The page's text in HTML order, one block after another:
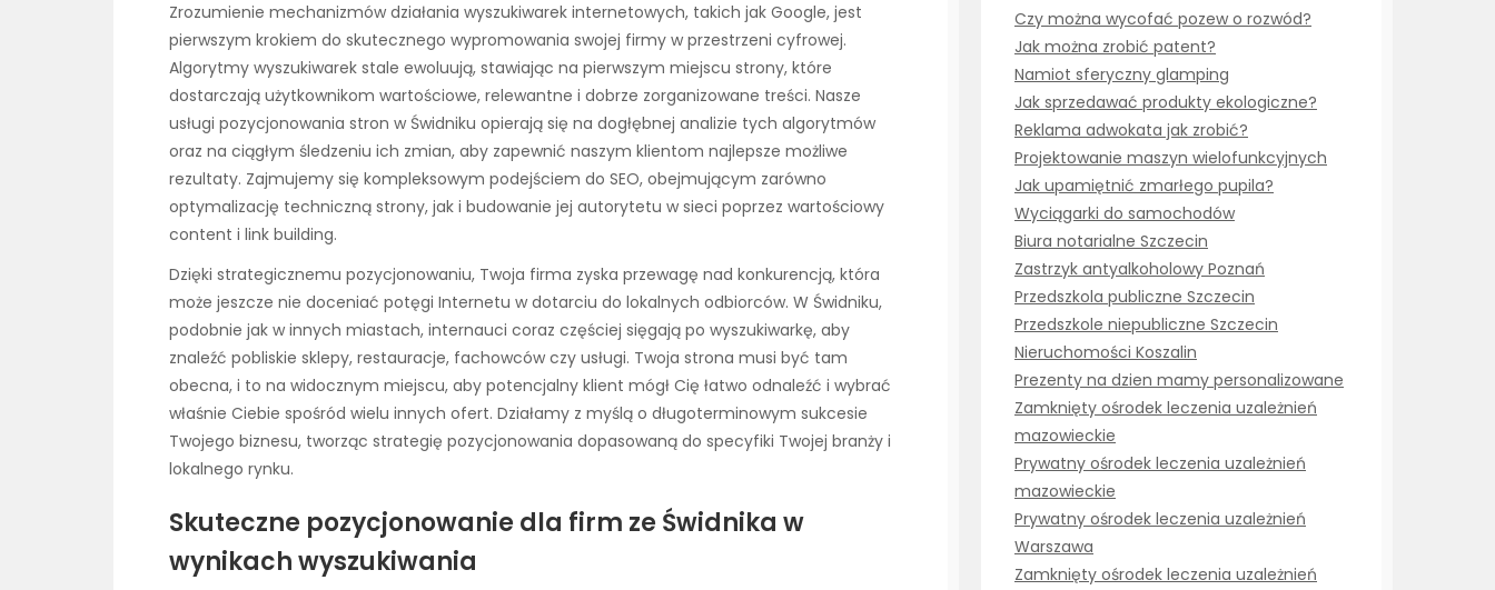
Zrozumienie mechanizmów działania wyszukiwarek internetowych, takich jak Google, jest
pierwszym krokiem do skutecznego wypromowania swojej firmy w przestrzeni cyfrowej.
Algorytmy wyszukiwarek stale ewoluują, stawiając na pierwszym miejscu strony, które
dostarczają użytkownikom wartościowe, relewantne i dobrze zorganizowane treści. Nasze
usługi pozycjonowania stron w Świdniku opierają się na dogłębnej analizie tych algorytmów
oraz na ciągłym śledzeniu ich zmian, aby zapewnić naszym klientom najlepsze możliwe
rezultaty. Zajmujemy się kompleksowym podejściem do SEO, obejmującym zarówno
optymalizację techniczną strony, jak i budowanie jej autorytetu w sieci poprzez wartościowy
content i link building.
Dzięki strategicznemu pozycjonowaniu, Twoja firma zyska przewagę nad konkurencją, która
może jeszcze nie doceniać potęgi Internetu w dotarciu do lokalnych odbiorców. W Świdniku,
podobnie jak w innych miastach, internauci coraz częściej sięgają po wyszukiwarkę, aby
znaleźć pobliskie sklepy, restauracje, fachowców czy usługi. Twoja strona musi być tam
obecna, i to na widocznym miejscu, aby potencjalny klient mógł Cię łatwo odnaleźć i wybrać
właśnie Ciebie spośród wielu innych ofert. Działamy z myślą o długoterminowym sukcesie
Twojego biznesu, tworząc strategię pozycjonowania dopasowaną do specyfiki Twojej branży i
lokalnego rynku.
Skuteczne pozycjonowanie dla firm ze Świdnika w
wynikach wyszukiwania
Czy można wycofać pozew o rozwód?
Jak można zrobić patent?
Namiot sferyczny glamping
Jak sprzedawać produkty ekologiczne?
Reklama adwokata jak zrobić?
Projektowanie maszyn wielofunkcyjnych
Jak upamiętnić zmarłego pupila?
Wyciągarki do samochodów
Biura notarialne Szczecin
Zastrzyk antyalkoholowy Poznań
Przedszkola publiczne Szczecin
Przedszkole niepubliczne Szczecin
Nieruchomości Koszalin
Prezenty na dzien mamy personalizowane
Zamknięty ośrodek leczenia uzależnień
mazowieckie
Prywatny ośrodek leczenia uzależnień
mazowieckie
Prywatny ośrodek leczenia uzależnień
Warszawa
Zamknięty ośrodek leczenia uzależnień